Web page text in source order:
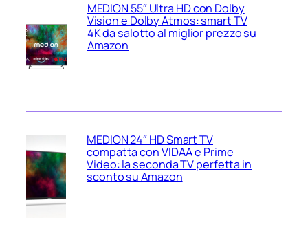
MEDION 55″ Ultra HD con Dolby
Vision e Dolby Atmos: smart TV
4K da salotto al miglior prezzo su
Amazon
MEDION 24″ HD Smart TV
compatta con VIDAA e Prime
Video: la seconda TV perfetta in
sconto su Amazon